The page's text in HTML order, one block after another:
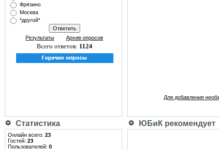
Фрязино
Москва
*другой*
Результаты Архив опросов
Всего ответов: 1124
Для добавления
Статистика ЮБиК рекомендует
Онлайн всего: 23
Гостей: 23
Пользователей: 0